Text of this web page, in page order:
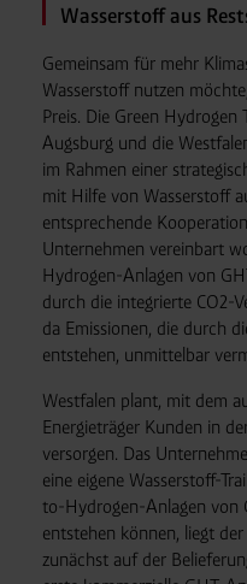
Wasserstoff aus
Gemeinsam für mehr
Wasserstoff nutzen
Preis. Die Green Hydrogen
Augsburg und die
im Rahmen einer
mit Hilfe von Wasserstoff
entsprechende
Unternehmen vereinbart
Hydrogen-Anlagen von
durch die integrierte CO2-
da Emissionen, die durch
entstehen, unmittelbar
Westfalen plant, mit dem
Energieträger Kunden in
versorgen. Das
eine eigene Wasserstoff-
to-Hydrogen-Anlagen von
entstehen können, liegt
zunächst auf der